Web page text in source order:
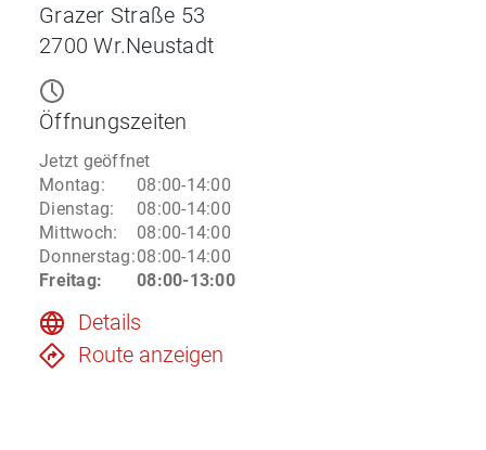
Grazer Straße 53
2700 Wr.Neustadt
Öffnungszeiten
Jetzt geöffnet
Montag:
08:00-14:00
Dienstag:
08:00-14:00
Mittwoch:
08:00-14:00
Donnerstag:08:00-14:00
Freitag: 08:00-13:00
Details
Route anzeigen